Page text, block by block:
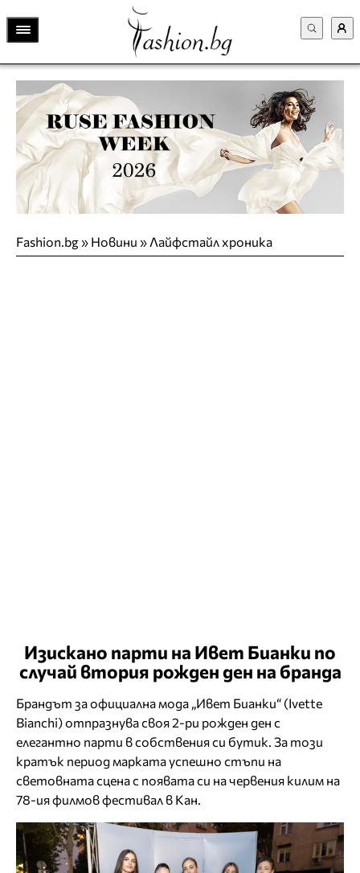
Fashion.bg» Новини » Лайфстайл хроника
Изискано парти на Ивет Бианки по
случай втория рожден ден на бранда
Брандът за официална мода „Ивет Бианки“ (Ivette
Bianchi) отпразнува своя 2-ри рожден ден с
елегантно парти в собствения си бутик. За този
кратък период марката успешно стъпи на
световната сцена с появата си на червения килим на
78-ия филмов фестивал в Кан.